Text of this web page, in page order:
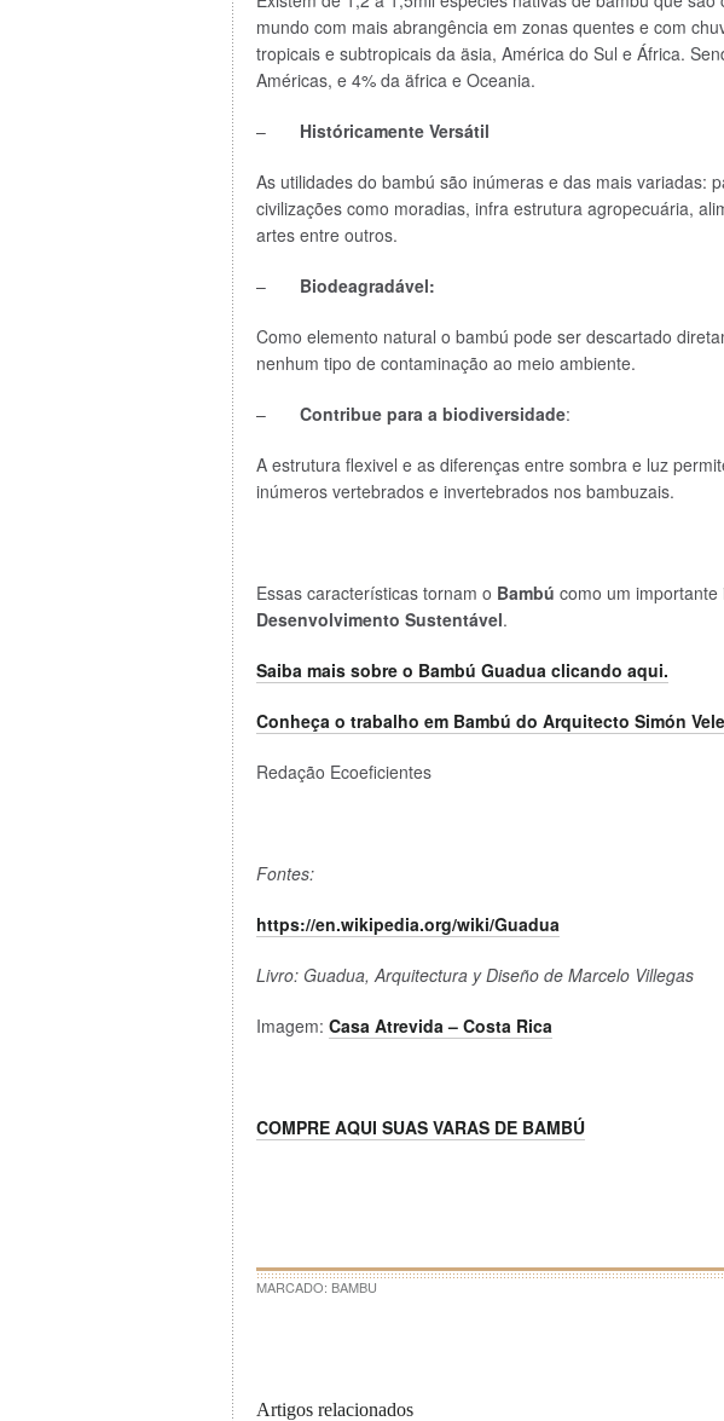
mundo com mais abrangência em zonas quentes e com
tropicais e subtropicais da äsia, América do Sul e África.
Américas, e 4% da äfrica e Oceania.
– Históricamente Versátil
As utilidades do bambú são inúmeras e das mais variadas:
civilizações como moradias, infra estrutura agropecuária,
artes entre outros.
– Biodeagradável:
Como elemento natural o bambú pode ser descartado
nenhum tipo de contaminação ao meio ambiente.
– Contribue para a biodiversidade:
A estrutura flexivel e as diferenças entre sombra e luz
inúmeros vertebrados e invertebrados nos bambuzais.
Essas características tornam o Bambú como um
Desenvolvimento Sustentável.
Saiba mais sobre o Bambú Guadua clicando aqui.
Conheça o trabalho em Bambú do Arquitecto Simón
Redação Ecoeficientes
Fontes:
https://en.wikipedia.org/wiki/Guadua
Livro: Guadua, Arquitectura y Diseño de Marcelo Villegas
Imagem: Casa Atrevida – Costa Rica
COMPRE AQUI SUAS VARAS DE BAMBÚ
MARCADO: BAMBU
Artigos relacionados